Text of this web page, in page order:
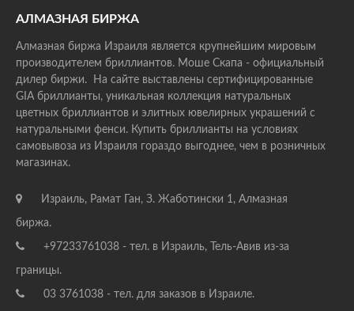
АЛМАЗНАЯ БИРЖА
Алмазная биржа Израиля является крупнейшим мировым
производителем бриллиантов. Моше Скапа - официальный
дилер биржи. На сайте выставлены сертифицированные
GIA бриллианты, уникальная коллекция натуральных
цветных бриллиантов и элитных ювелирных украшений с
натуральными фенси. Купить бриллианты на условиях
самовывоза из Израиля гораздо выгоднее, чем в розничных
магазинах.
Израиль, Рамат Ган, З. Жаботински 1, Алмазная
биржа.
+97233761038 - тел. в Израиль, Тель-Авив из-за
границы.
03 3761038 - тел. для заказов в Израиле.